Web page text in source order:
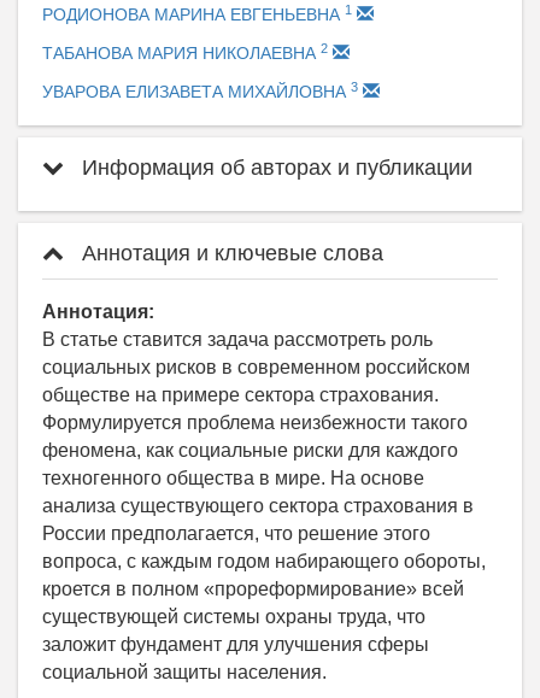
РОДИОНОВА МАРИНА ЕВГЕНЬЕВНА 1
ТАБАНОВА МАРИЯ НИКОЛАЕВНА 2
УВАРОВА ЕЛИЗАВЕТА МИХАЙЛОВНА 3
Информация об авторах и публикации
Аннотация и ключевые слова
Аннотация:
В статье ставится задача рассмотреть роль
социальных рисков в современном российском
обществе на примере сектора страхования.
Формулируется проблема неизбежности такого
феномена, как социальные риски для каждого
техногенного общества в мире. На основе
анализа существующего сектора страхования в
России предполагается, что решение этого
вопроса, с каждым годом набирающего обороты,
кроется в полном «прореформирование» всей
существующей системы охраны труда, что
заложит фундамент для улучшения сферы
социальной защиты населения.